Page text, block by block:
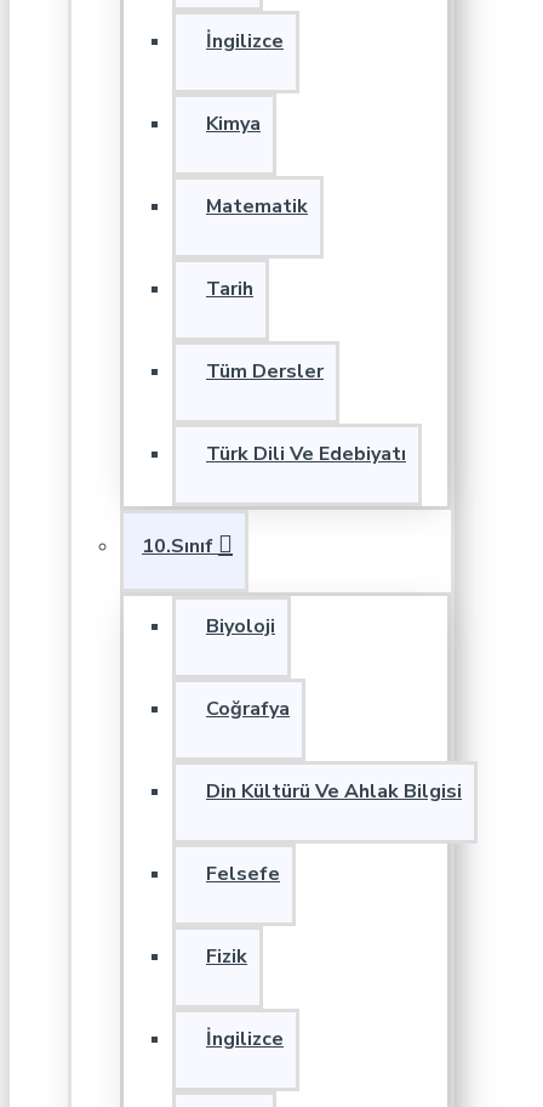
İngilizce
Kimya
Matematik
Tarih
Tüm Dersler
Türk Dili Ve Edebiyatı
10.Sınıf
Biyoloji
Coğrafya
Din Kültürü Ve Ahlak Bilgisi
Felsefe
Fizik
İngilizce